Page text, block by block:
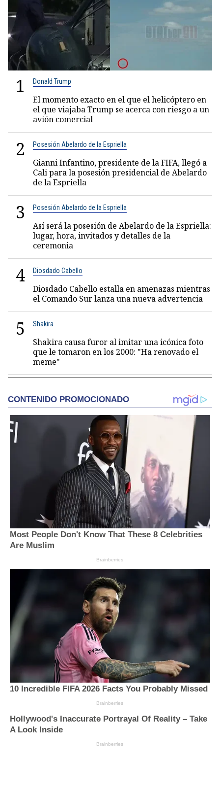
1 Donald Trump
El momento exacto en el que el helicóptero en
el que viajaba Trump se acerca con riesgo a un
avión comercial
2 Posesión Abelardo de la Espriella
Gianni Infantino, presidente de la FIFA, llegó a
Cali para la posesión presidencial de Abelardo
de la Espriella
3 Posesión Abelardo de la Espriella
Así será la posesión de Abelardo de la Espriella:
lugar, hora, invitados y detalles de la
ceremonia
4 Diosdado Cabello
Diosdado Cabello estalla en amenazas mientras
el Comando Sur lanza una nueva advertencia
5 Shakira
Shakira causa furor al imitar una icónica foto
que le tomaron en los 2000: "Ha renovado el
meme"